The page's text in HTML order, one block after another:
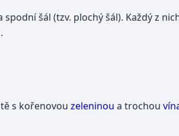
spodní šál (tzv. plochý šál). Každý z
s kořenovou zeleninou a trochou